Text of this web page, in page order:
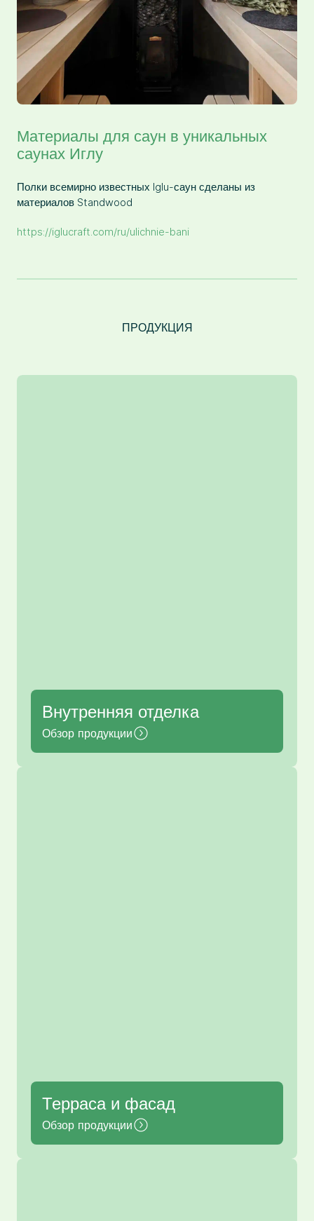
Материалы для саун в уникальных
саунах Иглу
Полки всемирно известных Iglu-саун сделаны из
материалов Standwood
https://iglucraft.com/ru/ulichnie-bani
ПРОДУКЦИЯ
Внутренняя отделка
Обзор продукции
Терраса и фасад
Обзор продукции